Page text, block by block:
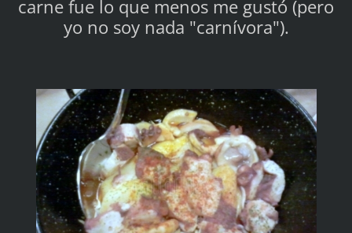
carne fue lo que menos me gustó (pero
yo no soy nada "carnívora").